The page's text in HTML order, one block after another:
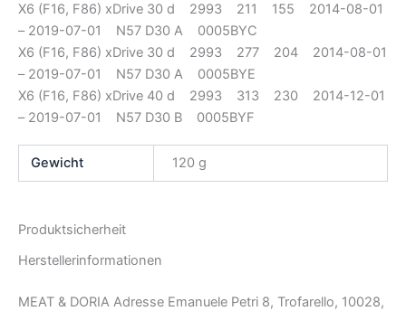
X6 (F16, F86) xDrive 30 d 2993 211 155 2014-08-01
– 2019-07-01 N57 D30 A 0005BYC
X6 (F16, F86) xDrive 30 d 2993 277 204 2014-08-01
– 2019-07-01 N57 D30 A 0005BYE
X6 (F16, F86) xDrive 40 d 2993 313 230 2014-12-01
– 2019-07-01 N57 D30 B 0005BYF
Gewicht 120 g
Produktsicherheit
Herstellerinformationen
MEAT & DORIA Adresse Emanuele Petri 8, Trofarello, 10028,